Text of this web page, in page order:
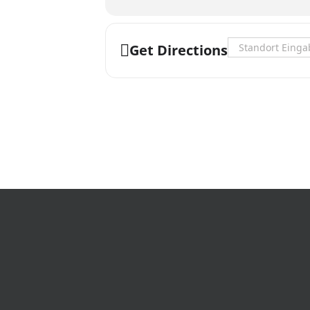
Moderation 2026: Jenny Rasnov
📧 jenny.rasnov@csd-
Get Directions Address -